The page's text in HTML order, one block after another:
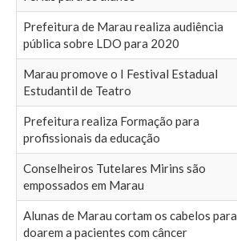
Prefeitura de Marau realiza audiência
pública sobre LDO para 2020
Marau promove o I Festival Estadual
Estudantil de Teatro
Prefeitura realiza Formação para
profissionais da educação
Conselheiros Tutelares Mirins são
empossados em Marau
Alunas de Marau cortam os cabelos para
doarem a pacientes com câncer